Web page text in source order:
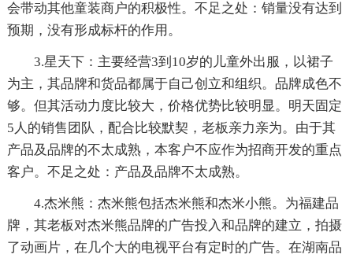
会带动其他童装商户的积极性。不足之处：销量没有达到
预期，没有形成标杆的作用。
3.星天下：主要经营3到10岁的儿童外出服，以裙子
为主，其品牌和货品都属于自己创立和组织。品牌成色不
够。但其活动力度比较大，价格优势比较明显。明天固定
5人的销售团队，配合比较默契，老板亲力亲为。由于其
产品及品牌的不太成熟，本客户不应作为招商开发的重点
客户。不足之处：产品及品牌不太成熟。
4.杰米熊：杰米熊包括杰米熊和杰米小熊。为福建品
牌，其老板对杰米熊品牌的广告投入和品牌的建立，拍摄
了动画片，在几个大的电视平台有定时的广告。在湖南品